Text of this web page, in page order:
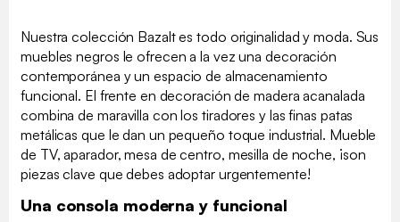
Nuestra colección Bazalt es todo originalidad y moda. Sus
muebles negros le ofrecen a la vez una decoración
contemporánea y un espacio de almacenamiento
funcional. El frente en decoración de madera acanalada
combina de maravilla con los tiradores y las finas patas
metálicas que le dan un pequeño toque industrial. Mueble
de TV, aparador, mesa de centro, mesilla de noche, ¡son
piezas clave que debes adoptar urgentemente!
Una consola moderna y funcional